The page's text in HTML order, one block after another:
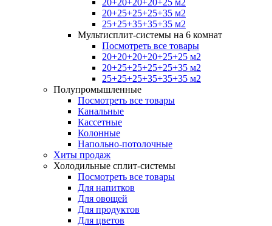
20+20+20+20+25 м2
20+25+25+25+35 м2
25+25+35+35+35 м2
Мультисплит-системы на 6 комнат
Посмотреть все товары
20+20+20+20+25+25 м2
20+25+25+25+25+35 м2
25+25+25+35+35+35 м2
Полупромышленные
Посмотреть все товары
Канальные
Кассетные
Колонные
Напольно-потолочные
Хиты продаж
Холодильные сплит-системы
Посмотреть все товары
Для напитков
Для овощей
Для продуктов
Для цветов